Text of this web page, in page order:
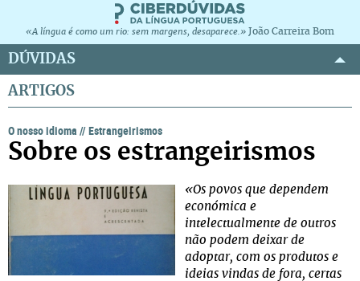
«A língua é como um rio: sem margens, desaparece.» João Carreira Bom
DÚVIDAS
ARTIGOS
O nosso idioma //Estrangeirismos
Sobre os estrangeirismos
«Os povos que dependem
económica e
intelectualmente de outros
não podem deixar de
adoptar, com os produtos e
ideias vindas de fora, certas